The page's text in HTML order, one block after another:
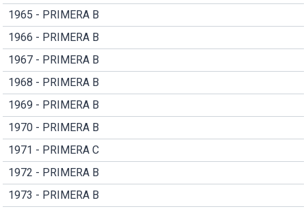
1965 - PRIMERA B
1966 - PRIMERA B
1967 - PRIMERA B
1968 - PRIMERA B
1969 - PRIMERA B
1970 - PRIMERA B
1971 - PRIMERA C
1972 - PRIMERA B
1973 - PRIMERA B